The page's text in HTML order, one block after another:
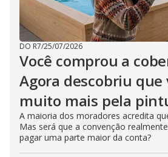
DO R7/25/07/2026
Você comprou a
Agora descobriu que
muito mais pela
A maioria dos moradores acredita
Mas será que a convenção
pagar uma parte maior da conta?